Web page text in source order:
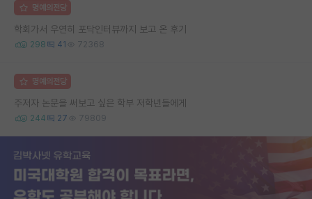
명예의전당
학회가서 우연히 포닥인터뷰까지 보고 온 후기
298 41 72368
명예의전당
주저자 논문을 써보고 싶은 학부 저학년들에게
244 27 79809